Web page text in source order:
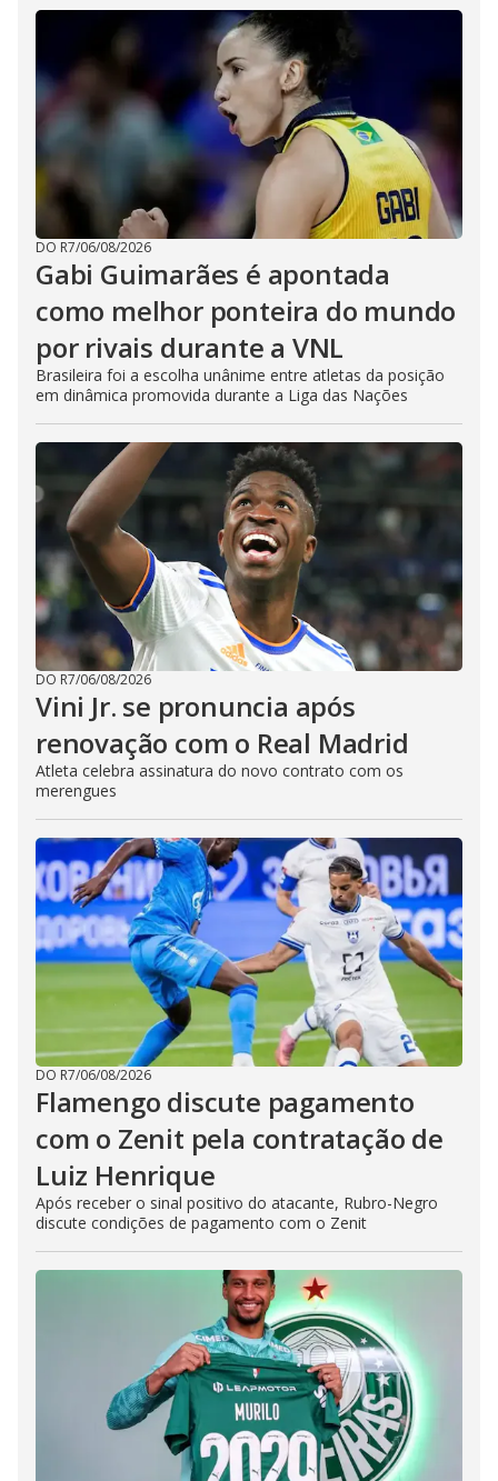
DO R7/06/08/2026
Gabi Guimarães é apontada
como melhor ponteira do mundo
por rivais durante a VNL
Brasileira foi a escolha unânime entre atletas da posição
em dinâmica promovida durante a Liga das Nações
DO R7/06/08/2026
Vini Jr. se pronuncia após
renovação com o Real Madrid
Atleta celebra assinatura do novo contrato com os
merengues
DO R7/06/08/2026
Flamengo discute pagamento
com o Zenit pela contratação de
Luiz Henrique
Após receber o sinal positivo do atacante, Rubro-Negro
discute condições de pagamento com o Zenit